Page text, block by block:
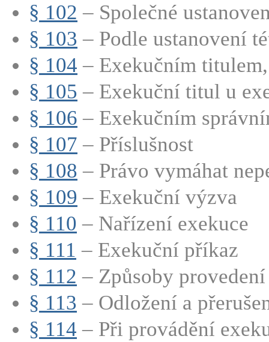
§ 102 – Společné
§ 103 – Podle ustanovení
§ 104 – Exekučním
§ 105 – Exekuční titul u
§ 106 – Exekučním
§ 107 – Příslušnost
§ 108 – Právo vymáhat
§ 109 – Exekuční výzva
§ 110 – Nařízení exekuce
§ 111 – Exekuční příkaz
§ 112 – Způsoby
§ 113 – Odložení a
§ 114 – Při provádění